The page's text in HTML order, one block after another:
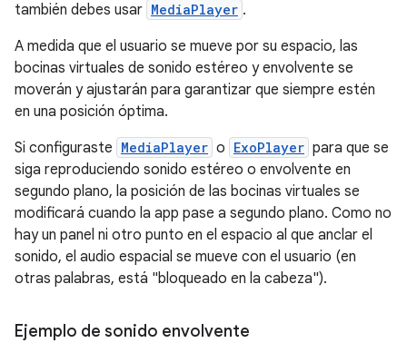
también debes usar MediaPlayer .
A medida que el usuario se mueve por su espacio, las
bocinas virtuales de sonido estéreo y envolvente se
moverán y ajustarán para garantizar que siempre estén
en una posición óptima.
Si configuraste MediaPlayer o ExoPlayer para que se
siga reproduciendo sonido estéreo o envolvente en
segundo plano, la posición de las bocinas virtuales se
modificará cuando la app pase a segundo plano. Como no
hay un panel ni otro punto en el espacio al que anclar el
sonido, el audio espacial se mueve con el usuario (en
otras palabras, está "bloqueado en la cabeza").
Ejemplo de sonido envolvente